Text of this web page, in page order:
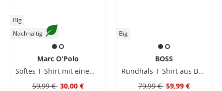
Big
Nachhaltig
Marc O'Polo
Softes T-Shirt mit einem floralem Front-Print
59,99 € 30,00 €
Big
BOSS
Rundhals-T-Shirt aus Baumwolle mit Backprint
79,99 € 59,99 €